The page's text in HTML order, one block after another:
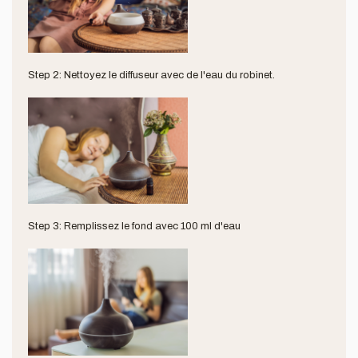
Step 2: Nettoyez le diffuseur avec de l'eau du robinet.
Step 3: Remplissez le fond avec 100 ml d'eau